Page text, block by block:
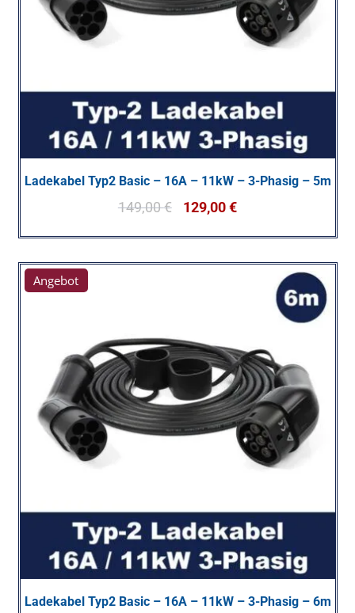
Ladekabel Typ2 Basic – 16A – 11kW – 3-Phasig – 5m
149,00€ 129,00€
Angebot
Ladekabel Typ2 Basic – 16A – 11kW – 3-Phasig – 6m